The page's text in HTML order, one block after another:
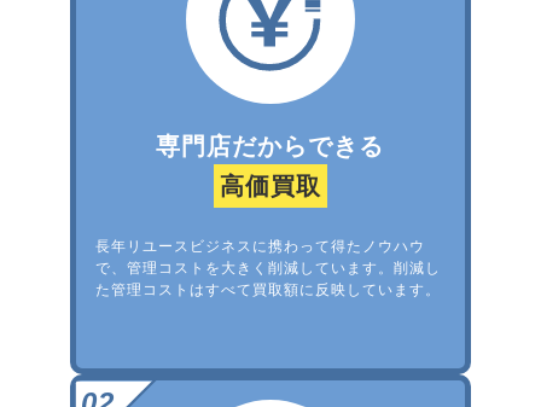
専門店だからできる
高価買取
長年リユースビジネスに携わって得たノウハウ
で、管理コストを大きく削減しています。削減し
た管理コストはすべて買取額に反映しています。